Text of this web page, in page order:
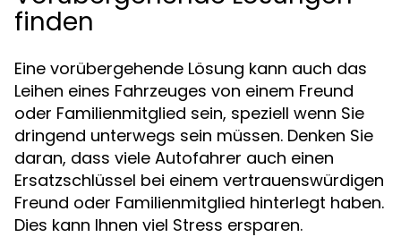
finden
Eine vorübergehende Lösung kann auch das
Leihen eines Fahrzeuges von einem Freund
oder Familienmitglied sein, speziell wenn Sie
dringend unterwegs sein müssen. Denken Sie
daran, dass viele Autofahrer auch einen
Ersatzschlüssel bei einem vertrauenswürdigen
Freund oder Familienmitglied hinterlegt haben.
Dies kann Ihnen viel Stress ersparen.